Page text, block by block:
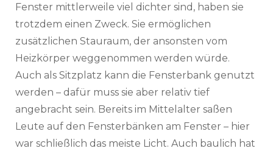
Fenster mittlerweile viel dichter sind, haben sie
trotzdem einen Zweck. Sie ermöglichen
zusätzlichen Stauraum, der ansonsten vom
Heizkörper weggenommen werden würde.
Auch als Sitzplatz kann die Fensterbank genutzt
werden – dafür muss sie aber relativ tief
angebracht sein. Bereits im Mittelalter saßen
Leute auf den Fensterbänken am Fenster – hier
war schließlich das meiste Licht. Auch baulich hat